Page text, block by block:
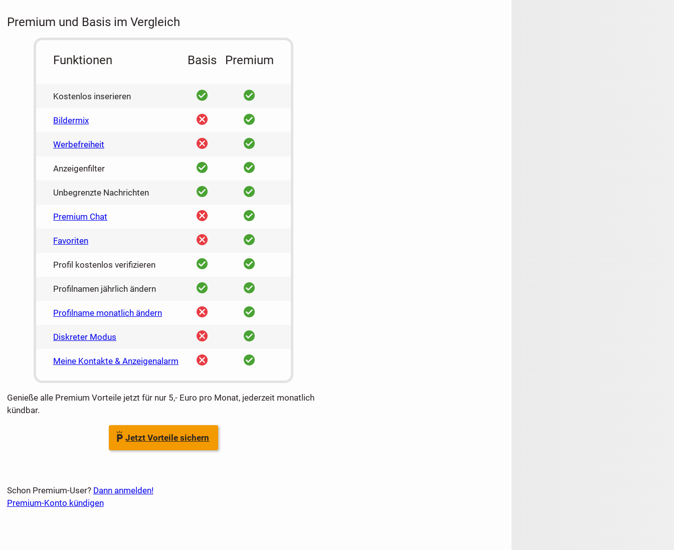
Premium und Basis im Vergleich
Funktionen Basis Premium
Kostenlos inserieren ja ja
Bildermix nein ja
Werbefreiheit nein ja
Anzeigenfilter ja ja
Unbegrenzte Nachrichten ja ja
Premium Chat nein ja
Favoriten nein ja
Profil kostenlos verifizieren ja ja
Profilnamen jährlich ändern ja ja
Profilname monatlich ändern nein ja
Diskreter Modus nein ja
Meine Kontakte & Anzeigenalarm nein ja
Genieße alle Premium Vorteile jetzt für nur 5,- Euro pro Monat, jederzeit monatlich
kündbar.
Jetzt Vorteile sichern
Schon Premium-User? Dann anmelden!
Premium-Konto kündigen